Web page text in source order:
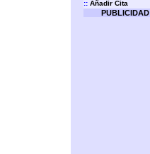
:: Añadir Cita
PUBLICIDAD